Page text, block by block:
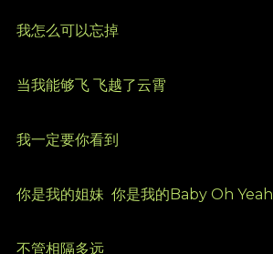
我怎么可以忘掉
当我能够飞 飞越了云霄
我一定要你看到
你是我的姐妹 你是我的Baby Oh Yeah
不管相隔多远